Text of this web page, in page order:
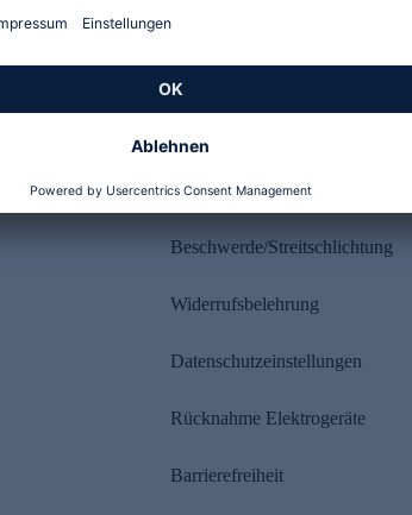
Rechtliches
Beschwerde/Streitschlichtung
Widerrufsbelehrung
Datenschutzeinstellungen
Rücknahme Elektrogeräte
Barrierefreiheit